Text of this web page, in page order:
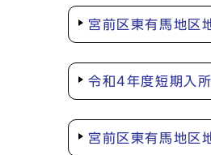
宮前区東有馬地区
令和4年度短期入
宮前区東有馬地区